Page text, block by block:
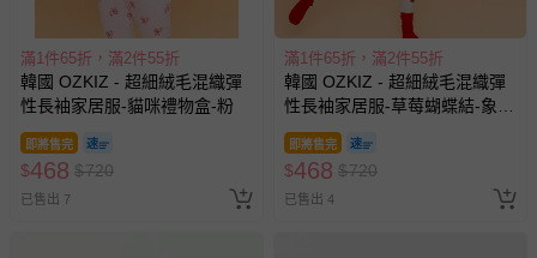
滿1件65折，滿2件55折
韓國 OZKIZ - 超細絨毛混織彈
性長袖家居服-貓咪禮物盒-粉
即將售完
$468 $720
已售出 7
滿1件65折，滿2件55折
韓國 OZKIZ - 超細絨毛混織彈
性長袖家居服-草莓蝴蝶結-象牙
白
即將售完
$468 $720
已售出 4